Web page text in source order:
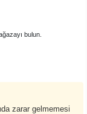
bulun.
zarar gelmemesi